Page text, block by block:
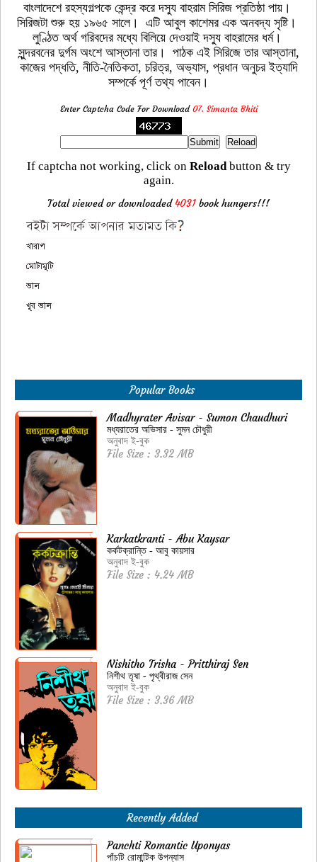
বাংলাদেশে রহস্যগল্পকে কেন্দ্র করে দস্যু বাহরাম সিরিজ প্রতিষ্ঠা পায়।
সিরিজটা শুরু হয় ১৯৬৫ সালে। এটি আবুল কাশেমর এক অনবদ্য সৃষ্টি।
লুণ্ঠিত অর্থ গরিবদের মধ্যে বিলিয়ে দেওয়াই দস্যু বাহরামের ধর্ম।
সুন্দরবনের দুর্গম অংশে আস্তানা তার। পাঠক এই সিরিজে তার আস্তানা,
কাজের পদ্ধতি, নীতি-নৈতিকতা, চরিত্র, অভ্যাস, প্রধান অনুচর ইত্যাদি
সম্পর্কে পূর্ণ তথ্য পাবেন।
Enter Captcha Code For Download 07. Simanta Bhiti
If captcha not working, click on Reloadbutton & try
again.
Total viewed or downloaded4031 book hungers!!!
Popular Books
Madhyrater Avisar - Sumon Chaudhuri
মধ্যরাতের অভিসার - সুমন চৌধুরী
অনুবাদ ই-বুক
File Size : 3.32 MB
Karkatkranti - Abu Kaysar
কর্কটক্রান্তি - আবু কায়সার
অনুবাদ ই-বুক
File Size : 4.24 MB
Nishitho Trisha - Pritthiraj Sen
নিশীথ তৃষা - পৃথ্বীরাজ সেন
অনুবাদ ই-বুক
File Size : 3.36 MB
Recently Added
Panchti Romantic Uponyas
পাঁচটি রোমান্টিক উপন্যাস